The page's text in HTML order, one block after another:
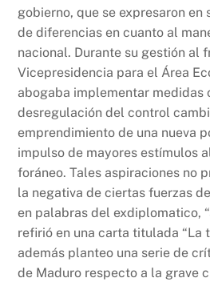
gobierno, que se expresaron en
de diferencias en cuanto al
nacional. Durante su gestión al
Vicepresidencia para el Área
abogaba implementar medidas
desregulación del control
emprendimiento de una nueva
impulso de mayores estímulos
foráneo. Tales aspiraciones no
la negativa de ciertas fuerzas
en palabras del exdiplomatico,
refirió en una carta titulada “La
además planteo una serie de
de Maduro respecto a la grave